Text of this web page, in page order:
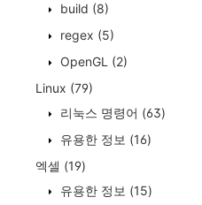
build (8)
regex (5)
OpenGL (2)
Linux (79)
리눅스 명령어 (63)
유용한 정보 (16)
엑셀 (19)
유용한 정보 (15)